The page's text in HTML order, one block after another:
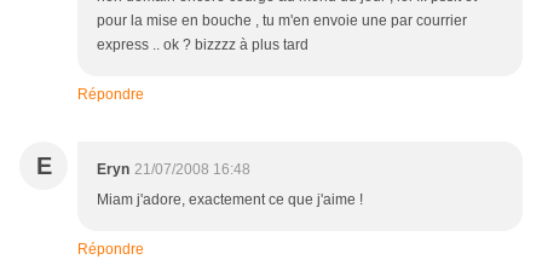
pour la mise en bouche , tu m'en envoie une par courrier
express .. ok ? bizzzz à plus tard
Répondre
E Eryn 21/07/2008 16:48
Miam j'adore, exactement ce que j'aime !
Répondre